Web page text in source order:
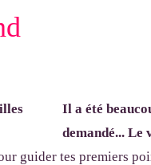
Il a été
demandé...
guider tes premiers